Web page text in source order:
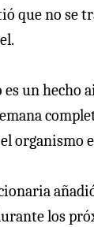
que no se
un hecho
organismo
los